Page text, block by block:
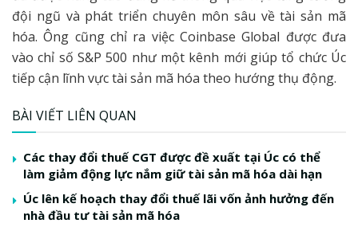
đội ngũ và phát triển chuyên môn sâu về tài sản mã
hóa. Ông cũng chỉ ra việc Coinbase Global được đưa
vào chỉ số S&P 500 như một kênh mới giúp tổ chức Úc
tiếp cận lĩnh vực tài sản mã hóa theo hướng thụ động.
BÀI VIẾT LIÊN QUAN
Các thay đổi thuế CGT được đề xuất tại Úc có thể
làm giảm động lực nắm giữ tài sản mã hóa dài hạn
Úc lên kế hoạch thay đổi thuế lãi vốn ảnh hưởng đến
nhà đầu tư tài sản mã hóa